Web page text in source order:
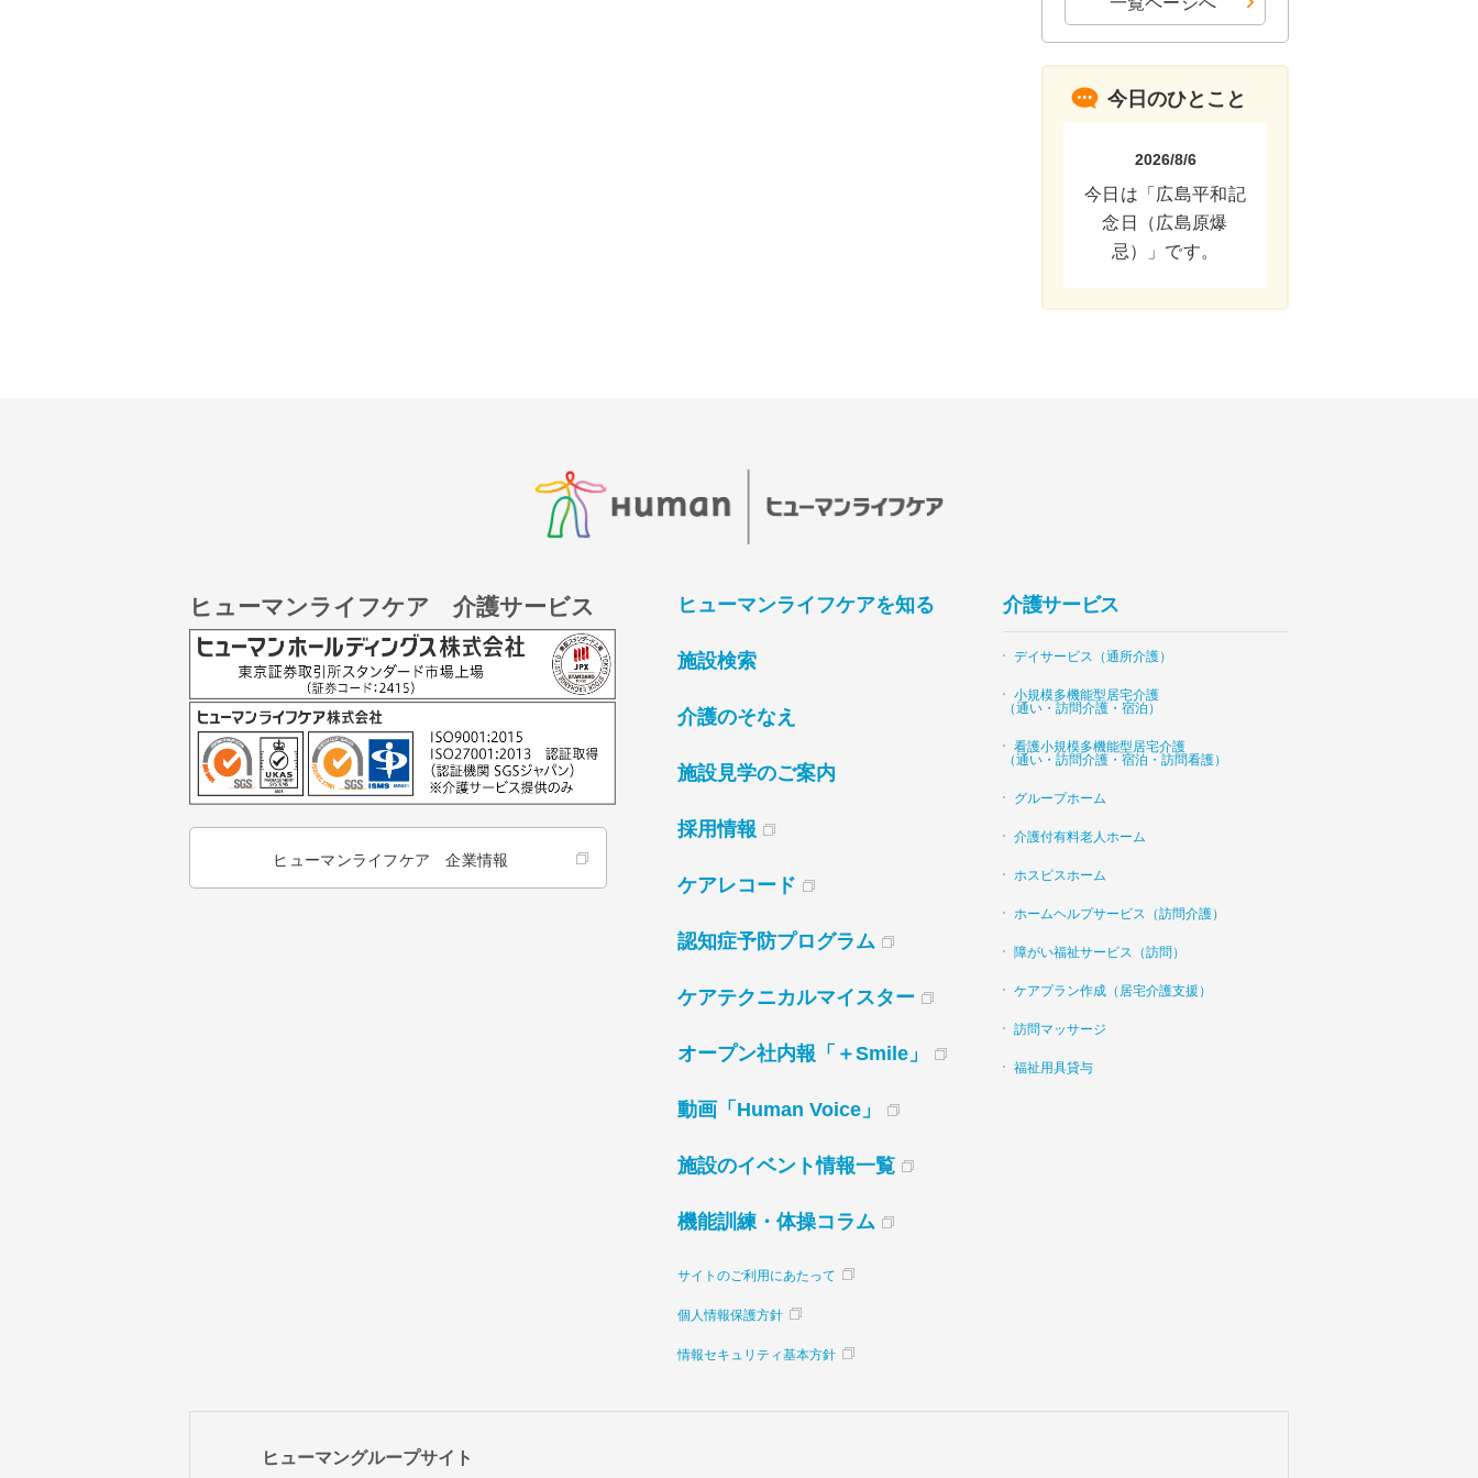
今日のひとこと
2026/8/6
今日は「広島平和記
念日（広島原爆
忌）」です。
ヒューマンライフケア 介護サービス
ヒューマンライフケア 企業情報
ヒューマンライフケアを知る
施設検索
介護のそなえ
施設見学のご案内
採用情報
ケアレコード
認知症予防プログラム
ケアテクニカルマイスター
オープン社内報「＋Smile」
動画「Human Voice」
施設のイベント情報一覧
機能訓練・体操コラム
サイトのご利用にあたって
個人情報保護方針
情報セキュリティ基本方針
介護サービス
デイサービス（通所介護）
小規模多機能型居宅介護
（通い・訪問介護・宿泊）
看護小規模多機能型居宅介護
（通い・訪問介護・宿泊・訪問看護）
グループホーム
介護付有料老人ホーム
ホスピスホーム
ホームヘルプサービス（訪問介護）
障がい福祉サービス（訪問）
ケアプラン作成（居宅介護支援）
訪問マッサージ
福祉用具貸与
ヒューマングループサイト